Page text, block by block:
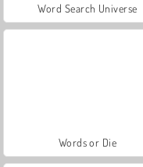
Word Search Universe
Words or Die